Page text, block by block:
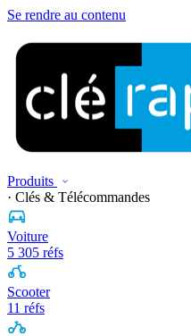
Se rendre au contenu
Produits
· Clés & Télécommandes
Voiture
5 305 réfs
Scooter
11 réfs